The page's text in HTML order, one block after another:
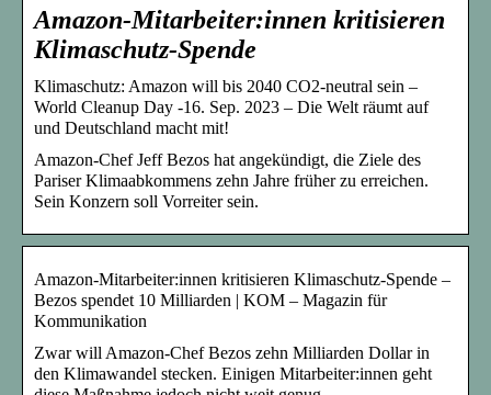
Amazon-Mitarbeiter:innen kritisieren
Klimaschutz-Spende
Klimaschutz: Amazon will bis 2040 CO2-neutral sein –
World Cleanup Day -16. Sep. 2023 – Die Welt räumt auf
und Deutschland macht mit!
Amazon-Chef Jeff Bezos hat angekündigt, die Ziele des
Pariser Klimaabkommens zehn Jahre früher zu erreichen.
Sein Konzern soll Vorreiter sein.
Amazon-Mitarbeiter:innen kritisieren Klimaschutz-Spende –
Bezos spendet 10 Milliarden | KOM – Magazin für
Kommunikation
Zwar will Amazon-Chef Bezos zehn Milliarden Dollar in
den Klimawandel stecken. Einigen Mitarbeiter:innen geht